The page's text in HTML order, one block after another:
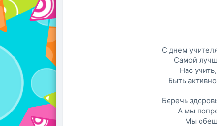
С днем
Самой
Нас
Быть
Беречь
А мы
Мы